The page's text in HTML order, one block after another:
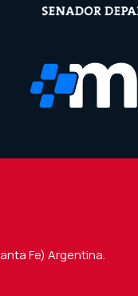
Fe) Argentina.